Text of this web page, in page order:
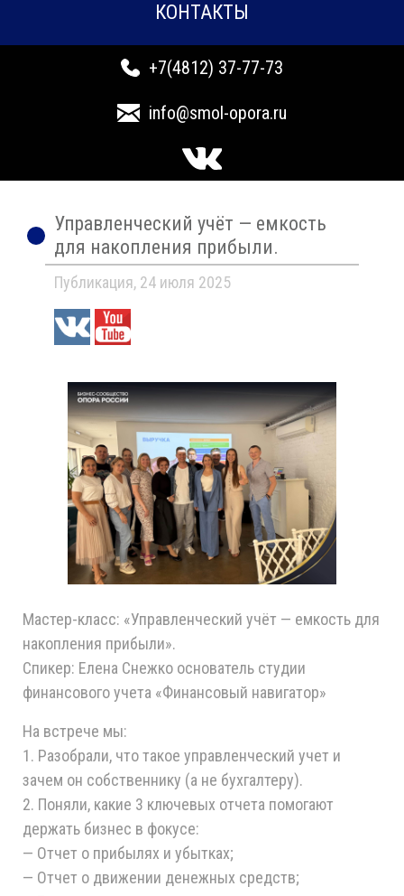
+7(4812) 37-77-73
info@smol-opora.ru
КОНТАКТЫ
Управленческий учёт — емкость
для накопления прибыли.
Публикация, 24 июля 2025
Мастер-класс: «Управленческий учёт — емкость для
накопления прибыли».
Спикер: Елена Снежко основатель студии
финансового учета «Финансовый навигатор»
На встрече мы:
1. Разобрали, что такое управленческий учет и
зачем он собственнику (а не бухгалтеру).
2. Поняли, какие 3 ключевых отчета помогают
держать бизнес в фокусе:
— Отчет о прибылях и убытках;
— Отчет о движении денежных средств;